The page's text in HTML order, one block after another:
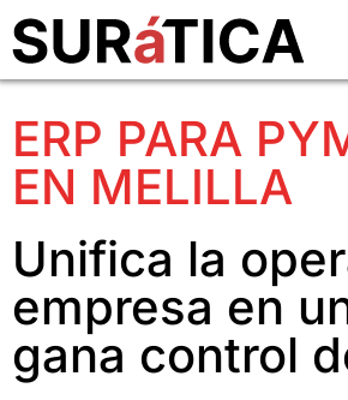
ERP PARA
EN MELILLA
Unifica la
empresa en
gana control